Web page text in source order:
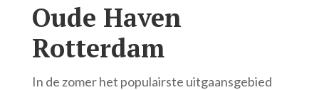
Oude Haven
Rotterdam
In de zomer het populairste uitgaansgebied